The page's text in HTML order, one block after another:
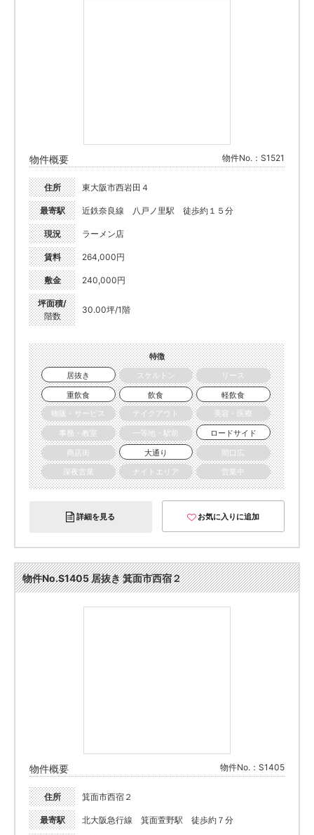
物件概要 物件No.：S1521
住所 東大阪市西岩田４
最寄駅 近鉄奈良線 八戸ノ里駅 徒歩約１５分
現況 ラーメン店
賃料 264,000円
敷金 240,000円
坪面積/
階数
30.00坪/1階
特徴
居抜き
スケルトン
リース
重飲食
飲食
軽飲食
物販・サービス
テイクアウト
美容・医療
事務・教室
一等地・駅前
ロードサイド
商店街
大通り
間口広
深夜営業
ナイトエリア 営業中
詳細を見る お気に入りに追加
物件No.S1405 居抜き 箕面市西宿２
物件概要 物件No.：S1405
住所 箕面市西宿２
最寄駅 北大阪急行線 箕面萱野駅 徒歩約７分